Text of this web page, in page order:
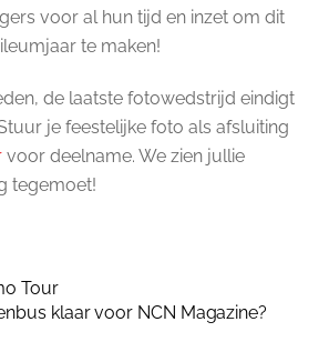
voor al hun tijd en inzet om dit
te maken!
de laatste fotowedstrijd eindigt
je feestelijke foto als afsluiting
voor deelname. We zien jullie
tegemoet!
Tour
klaar voor NCN Magazine?